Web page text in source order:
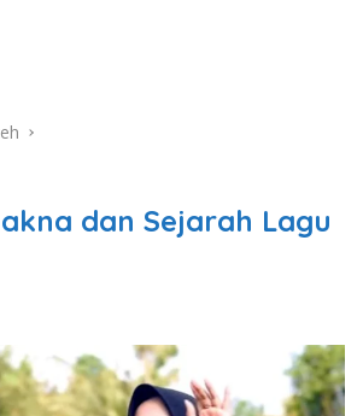
dan Sejarah Lagu